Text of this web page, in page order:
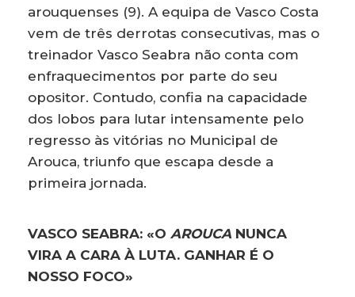
arouquenses (9). A equipa de Vasco Costa
vem de três derrotas consecutivas, mas o
treinador Vasco Seabra não conta com
enfraquecimentos por parte do seu
opositor. Contudo, confia na capacidade
dos lobos para lutar intensamente pelo
regresso às vitórias no Municipal de
Arouca, triunfo que escapa desde a
primeira jornada.
VASCO SEABRA: «O AROUCA NUNCA
VIRA A CARA À LUTA. GANHAR É O
NOSSO FOCO»